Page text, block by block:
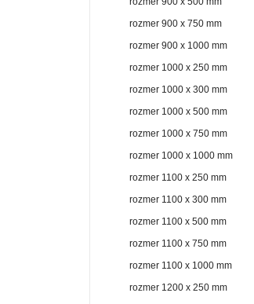
rozmer 900 x 750 mm
rozmer 900 x 1000 mm
rozmer 1000 x 250 mm
rozmer 1000 x 300 mm
rozmer 1000 x 500 mm
rozmer 1000 x 750 mm
rozmer 1000 x 1000 mm
rozmer 1100 x 250 mm
rozmer 1100 x 300 mm
rozmer 1100 x 500 mm
rozmer 1100 x 750 mm
rozmer 1100 x 1000 mm
rozmer 1200 x 250 mm